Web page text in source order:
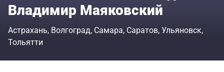
Владимир Маяковский
Астрахань Волгоград Самара Саратов Ульяновск
Тольятти